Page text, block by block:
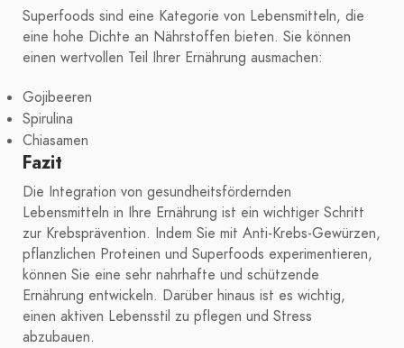
Superfoods sind eine Kategorie von Lebensmitteln, die
eine hohe Dichte an Nährstoffen bieten. Sie können
einen wertvollen Teil Ihrer Ernährung ausmachen:
Gojibeeren
Spirulina
Chiasamen
Fazit
Die Integration von gesundheitsfördernden
Lebensmitteln in Ihre Ernährung ist ein wichtiger Schritt
zur Krebsprävention. Indem Sie mit Anti-Krebs-Gewürzen,
pflanzlichen Proteinen und Superfoods experimentieren,
können Sie eine sehr nahrhafte und schützende
Ernährung entwickeln. Darüber hinaus ist es wichtig,
einen aktiven Lebensstil zu pflegen und Stress
abzubauen.